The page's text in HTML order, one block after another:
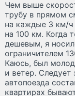
Чем выше
трубу в прямом
на каждые 3 км/ч
на 100 км. Когда
дешевым, я
ограничителем
Каюсь, был
и ветер. Следует
автопоезда
квартирах